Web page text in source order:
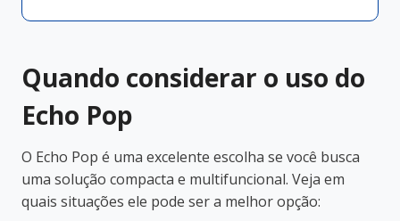
Quando considerar o uso do
Echo Pop
O Echo Pop é uma excelente escolha se você busca
uma solução compacta e multifuncional. Veja em
quais situações ele pode ser a melhor opção: